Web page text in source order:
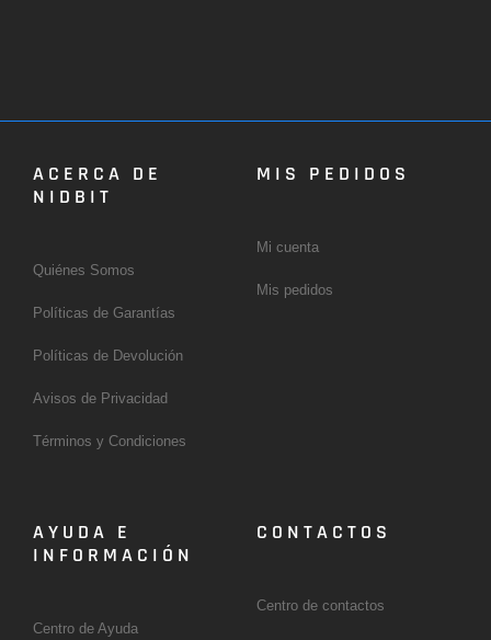
ACERCA DE
NIDBIT
Quiénes Somos
Políticas de Garantías
Políticas de Devolución
Avisos de Privacidad
Términos y Condiciones
MIS PEDIDOS
Mi cuenta
Mis pedidos
AYUDA E
INFORMACIÓN
Centro de Ayuda
CONTACTOS
Centro de contactos